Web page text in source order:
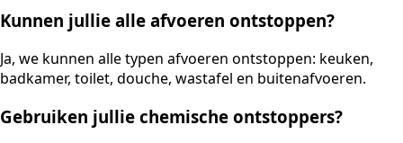
Kunnen jullie alle afvoeren ontstoppen?
Ja, we kunnen alle typen afvoeren ontstoppen: keuken,
badkamer, toilet, douche, wastafel en buitenafvoeren.
Gebruiken jullie chemische ontstoppers?